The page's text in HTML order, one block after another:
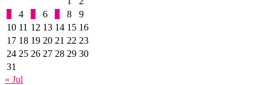
4 6 8
9
10 11 12 13 14 15 16
17 18 19 20 21 22 23
24 25 26 27 28 29 30
31
« Jul